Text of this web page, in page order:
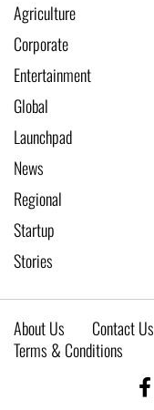
Agriculture
Corporate
Entertainment
Global
Launchpad
News
Regional
Startup
Stories
About Us Contact Us
Terms & Conditions